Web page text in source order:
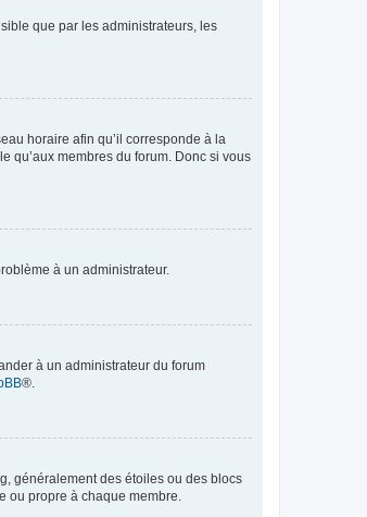
que par les administrateurs, les
horaire afin qu’il corresponde à la
qu’aux membres du forum. Donc si vous
à un administrateur.
à un administrateur du forum
®.
généralement des étoiles ou des blocs
ou propre à chaque membre.